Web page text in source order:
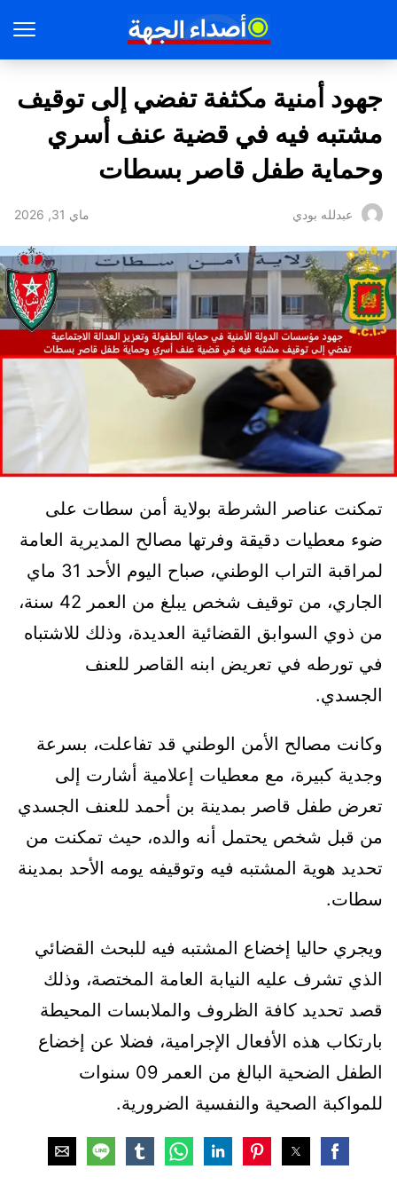
جهود أمنية مكثفة تفضي إلى توقيف
مشتبه فيه في قضية عنف أسري
وحماية طفل قاصر بسطات
عبدلله بودي ماي 31, 2026
تمكنت عناصر الشرطة بولاية أمن سطات على
ضوء معطيات دقيقة وفرتها مصالح المديرية العامة
لمراقبة التراب الوطني، صباح اليوم الأحد 31 ماي
الجاري، من توقيف شخص يبلغ من العمر 42 سنة،
من ذوي السوابق القضائية العديدة، وذلك للاشتباه
في تورطه في تعريض ابنه القاصر للعنف
الجسدي.
وكانت مصالح الأمن الوطني قد تفاعلت، بسرعة
وجدية كبيرة، مع معطيات إعلامية أشارت إلى
تعرض طفل قاصر بمدينة بن أحمد للعنف الجسدي
من قبل شخص يحتمل أنه والده، حيث تمكنت من
تحديد هوية المشتبه فيه وتوقيفه يومه الأحد بمدينة
سطات.
ويجري حاليا إخضاع المشتبه فيه للبحث القضائي
الذي تشرف عليه النيابة العامة المختصة، وذلك
قصد تحديد كافة الظروف والملابسات المحيطة
بارتكاب هذه الأفعال الإجرامية، فضلا عن إخضاع
الطفل الضحية البالغ من العمر 09 سنوات
للمواكبة الصحية والنفسية الضرورية.